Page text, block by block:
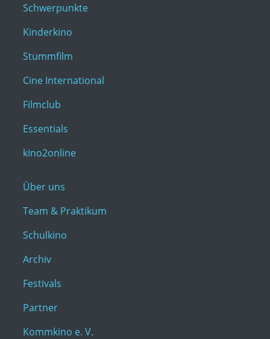
Schwerpunkte
Kinderkino
Stummfilm
Cine International
Filmclub
Essentials
kino2online
Über uns
Team & Praktikum
Schulkino
Archiv
Festivals
Partner
Kommkino e. V.